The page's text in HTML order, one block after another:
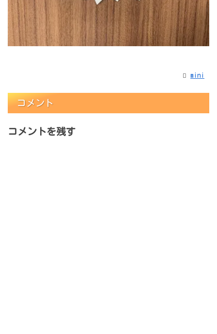
mini
コメント
コメントを残す